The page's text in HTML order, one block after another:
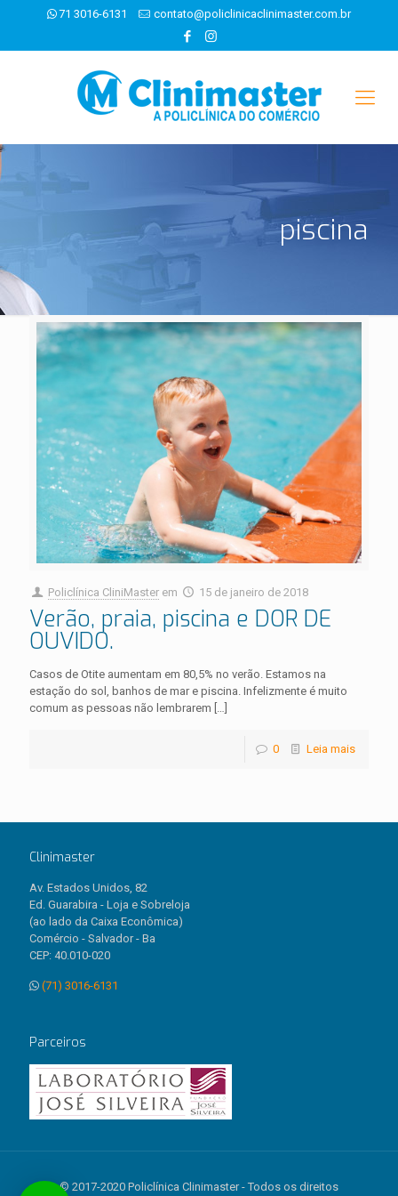
71 3016-6131 contato@policlinicaclinimaster.com.br
piscina
Policlínica CliniMaster em 15 de janeiro de 2018
Verão, praia, piscina e DOR DE
OUVIDO.
Casos de Otite aumentam em 80,5% no verão. Estamos na
estação do sol, banhos de mar e piscina. Infelizmente é muito
comum as pessoas não lembrarem
0 Leia mais
Clinimaster
Av. Estados Unidos, 82
Ed. Guarabira - Loja e Sobreloja
(ao lado da Caixa Econômica)
Comércio - Salvador - Ba
CEP: 40.010-020
(71) 3016-6131
Parceiros
© 2017-2020 Policlínica Clinimaster - Todos os direitos